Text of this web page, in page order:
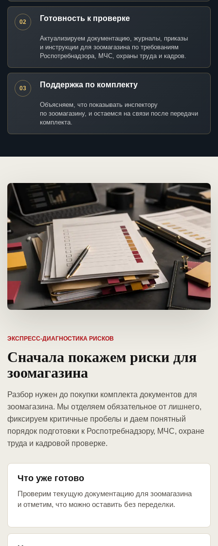
02 Готовность к проверке
Актуализируем документацию, журналы, приказы
и инструкции для зоомагазина по требованиям
Роспотребнадзора, МЧС, охраны труда и кадров.
03 Поддержка по комплекту
Объясняем, что показывать инспектору
по зоомагазину, и остаемся на связи после передачи
комплекта.
ЭКСПРЕСС-ДИАГНОСТИКА РИСКОВ
Сначала покажем риски для
зоомагазина
Разбор нужен до покупки комплекта документов для
зоомагазина. Мы отделяем обязательное от лишнего,
фиксируем критичные пробелы и даем понятный
порядок подготовки к Роспотребнадзору, МЧС, охране
труда и кадровой проверке.
Что уже готово
Проверим текущую документацию для зоомагазина
и отметим, что можно оставить без переделки.